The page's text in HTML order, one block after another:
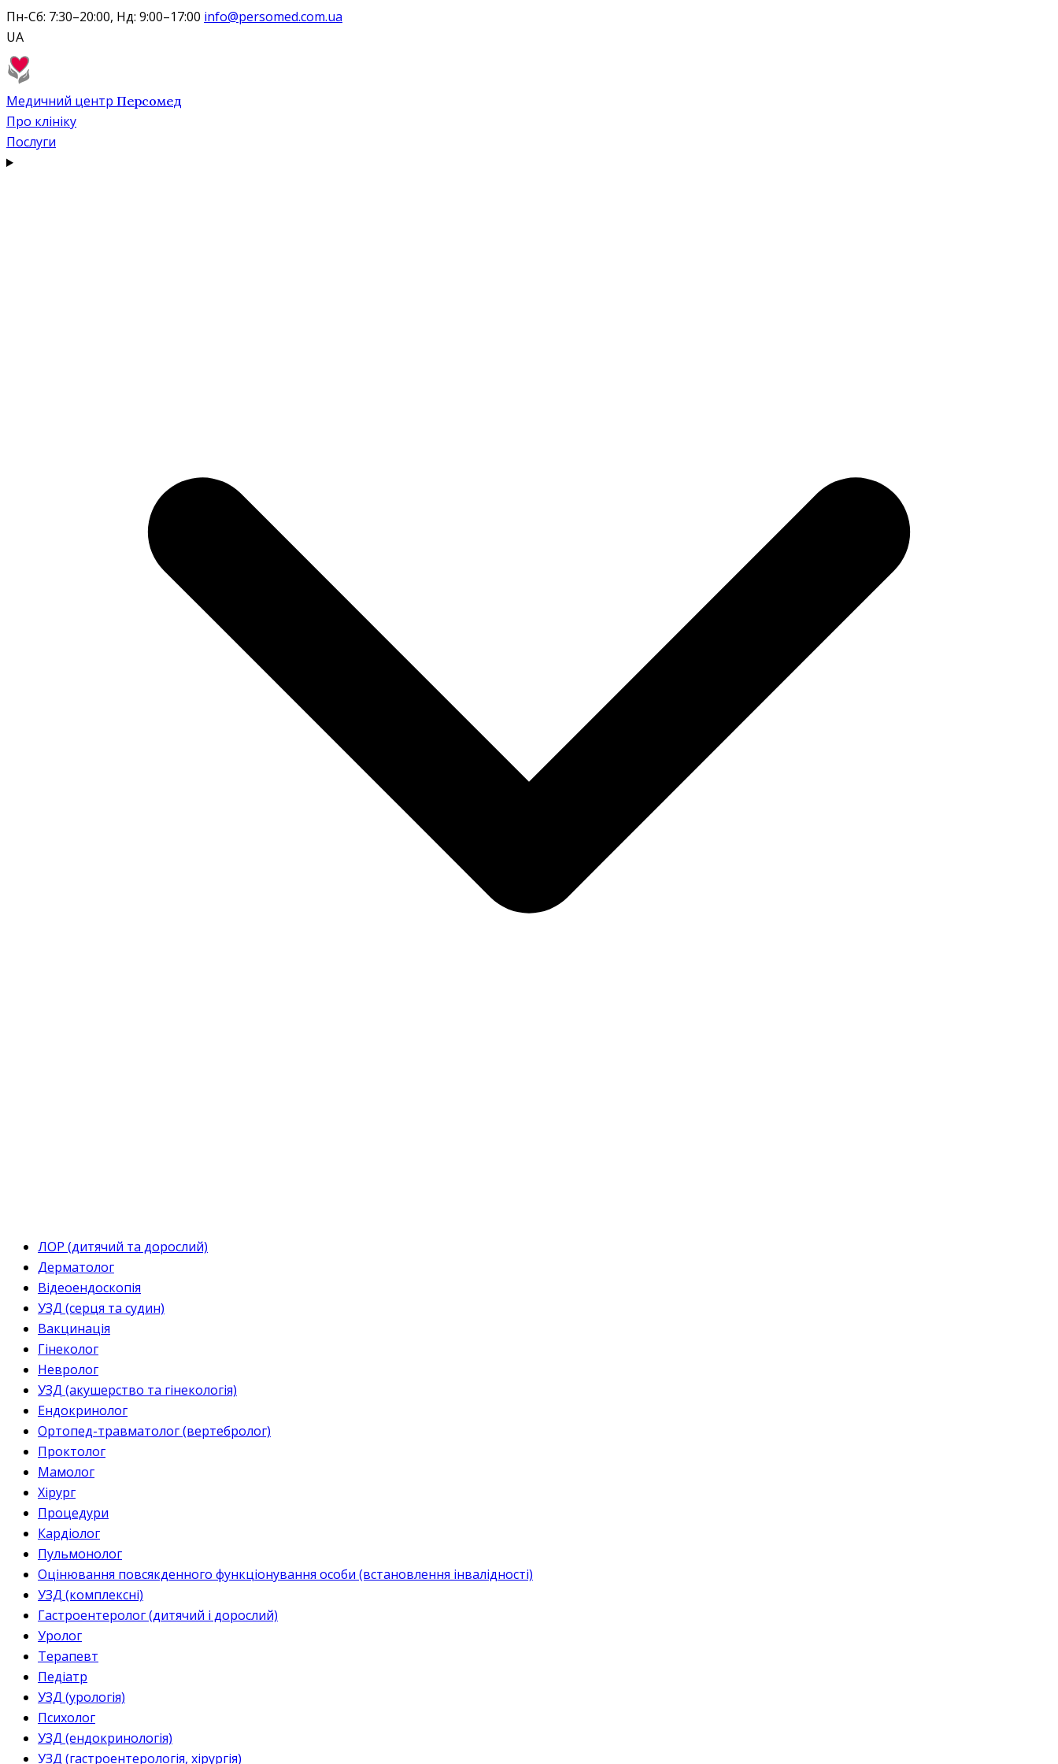
Пн-Сб: 7:30–20:00, Нд: 9:00–17:00 info@persomed.com.ua
UA
Медичний центр Персомед
Про клініку
Послуги
ЛОР (дитячий та дорослий)
Дерматолог
Відеоендоскопія
УЗД (серця та судин)
Вакцинація
Гінеколог
Невролог
УЗД (акушерство та гінекологія)
Ендокринолог
Ортопед-травматолог (вертебролог)
Проктолог
Мамолог
Хірург
Процедури
Кардіолог
Пульмонолог
Оцінювання повсякденного функціонування особи (встановлення інвалідності)
УЗД (комплексні)
Гастроентеролог (дитячий і дорослий)
Уролог
Терапевт
Педіатр
УЗД (урологія)
Психолог
УЗД (ендокринологія)
УЗД (гастроентерологія, хірургія)